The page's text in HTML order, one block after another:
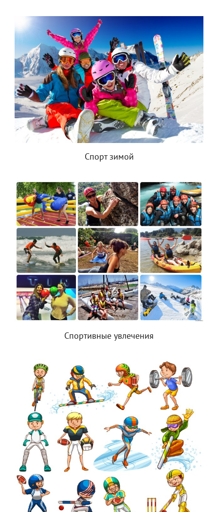
Спорт зимой
Спортивные увлечения